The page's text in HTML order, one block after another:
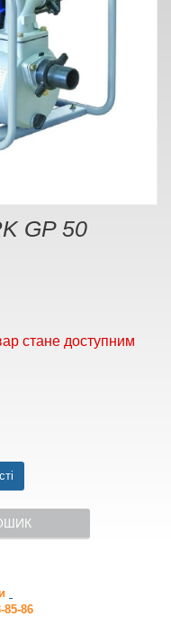
GP 50
стане доступним
85-86